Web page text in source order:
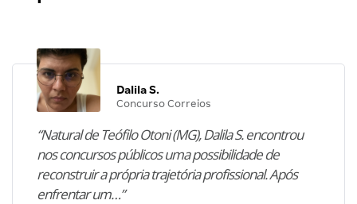
Dalila S.
Concurso Correios
“Natural de Teófilo Otoni (MG), Dalila S. encontrou
nos concursos públicos uma possibilidade de
reconstruir a própria trajetória profissional. Após
enfrentar um…”